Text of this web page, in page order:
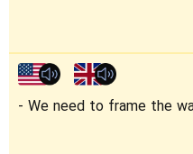
We need to frame the